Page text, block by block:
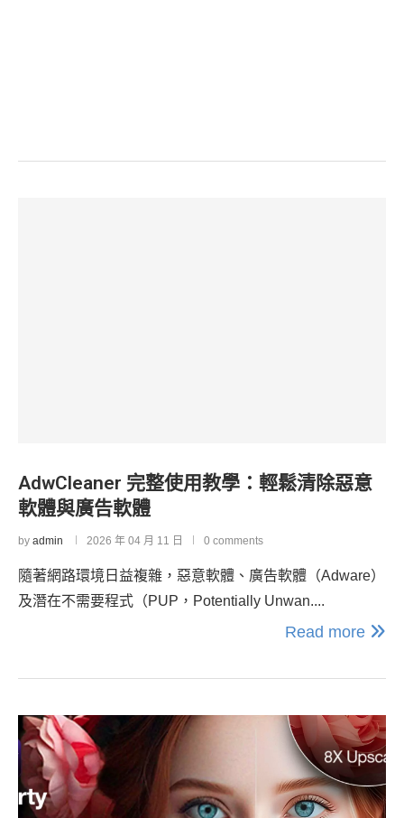
AdwCleaner 完整使用教學：輕鬆清除惡意
軟體與廣告軟體
by admin 2026 年 04 月 11 日 0 comments
隨著網路環境日益複雜，惡意軟體、廣告軟體（Adware）
及潛在不需要程式（PUP，Potentially Unwan....
Read more